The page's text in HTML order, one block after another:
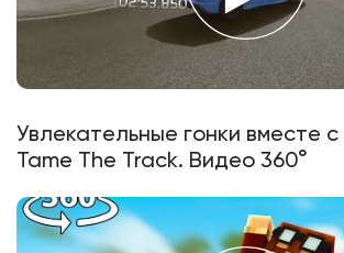
Увлекательные гонки вместе с
Tame The Track. Видео 360°